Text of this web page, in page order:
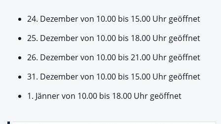
24. Dezember von 10.00 bis 15.00 Uhr geöffnet
25. Dezember von 10.00 bis 18.00 Uhr geöffnet
26. Dezember von 10.00 bis 21.00 Uhr geöffnet
31. Dezember von 10.00 bis 15.00 Uhr geöffnet
1. Jänner von 10.00 bis 18.00 Uhr geöffnet